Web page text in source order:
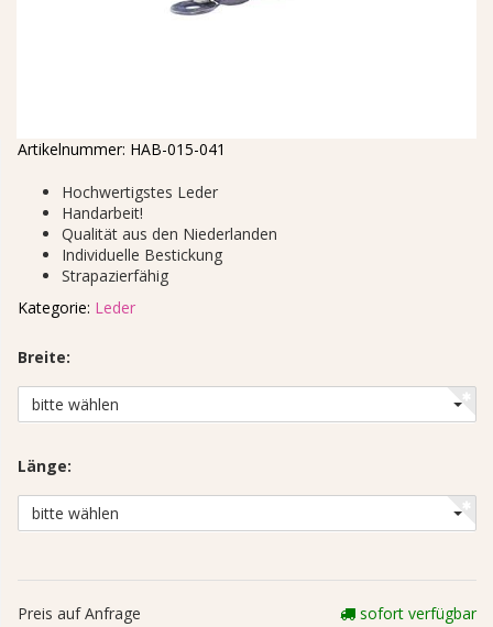
Artikelnummer: HAB-015-041
Hochwertigstes Leder
Handarbeit!
Qualität aus den Niederlanden
Individuelle Bestickung
Strapazierfähig
Kategorie: Leder
Breite:
bitte wählen
Länge:
bitte wählen
Preis auf Anfrage sofort verfügbar